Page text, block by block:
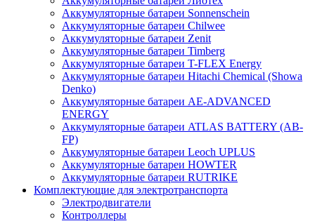
Аккумуляторные батареи Sonnenschein
Аккумуляторные батареи Chilwee
Аккумуляторные батареи Zenit
Аккумуляторные батареи Timberg
Аккумуляторные батареи T-FLEX Energy
Аккумуляторные батареи Hitachi Chemical (Showa
Denko)
Аккумуляторные батареи АЕ-ADVANCED
ENERGY
Аккумуляторные батареи ATLAS BATTERY (AB-
FP)
Аккумуляторные батареи Leoch UPLUS
Аккумуляторные батареи HOWTER
Аккумуляторные батареи RUTRIKE
Комплектующие для электротранспорта
Электродвигатели
Контроллеры